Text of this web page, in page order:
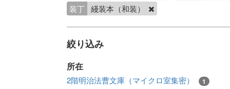
装丁 綫装本（和装）
絞り込み
所在
2階明治法曹文庫（マイクロ室集密） 1